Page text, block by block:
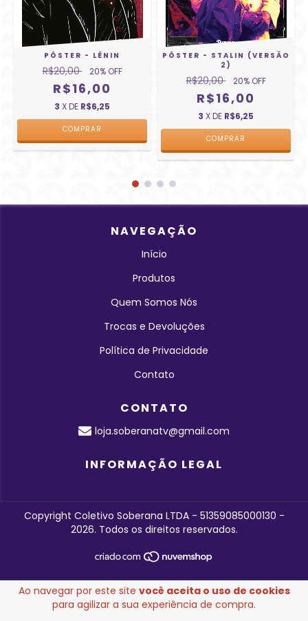
Ao navegar por este site você aceita o uso de cookies
para agilizar a sua experiência de compra.
PÔSTER - LÊNIN
R$20,00 20% OFF
R$16,00
3 X DE R$6,25
COMPRAR
PÔSTER - STALIN (VERSÃO
2)
R$20,00 20% OFF
R$16,00
3 X DE R$6,25
COMPRAR
NAVEGAÇÃO
Início
Produtos
Quem Somos Nós
Trocas e Devoluções
Política de Privacidade
Contato
CONTATO
loja.soberanatv@gmail.com
INFORMAÇÃO LEGAL
Copyright Coletivo Soberana LTDA - 51359085000130 -
2026. Todos os direitos reservados.